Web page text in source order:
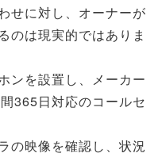
せに対し、オーナーが
のは現実的ではありま
ンを設置し、メーカー
365日対応のコールセ
の映像を確認し、状況